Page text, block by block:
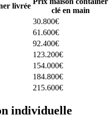
livrée
clé en main
30.800€
61.600€
92.400€
123.200€
154.000€
184.800€
215.600€
individuelle